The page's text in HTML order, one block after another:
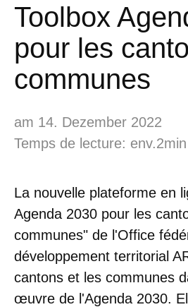
Toolbox
pour les
communes
am 14. Dezember 2022
Temps de lecture: env.2min
La nouvelle plateforme en
Agenda 2030 pour les
communes" de l'Office
développement territorial
cantons et les communes
œuvre de l'Agenda 2030.